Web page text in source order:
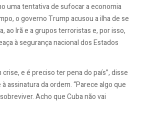
uma tentativa de sufocar a economia
o governo Trump acusou a ilha de se
ao Irã e a grupos terroristas e, por isso,
à segurança nacional dos Estados
crise, e é preciso ter pena do país”, disse
assinatura da ordem. “Parece algo que
Acho que Cuba não vai